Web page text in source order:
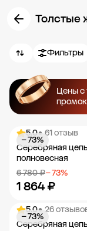
Фильтры
Цены с
5.0• 61 отзыв
Серебряная
полновесная
6 780 ₽− 73%
1 864 ₽
− 73%
Добавить в
5.0• 26
Серебряная
− 73%